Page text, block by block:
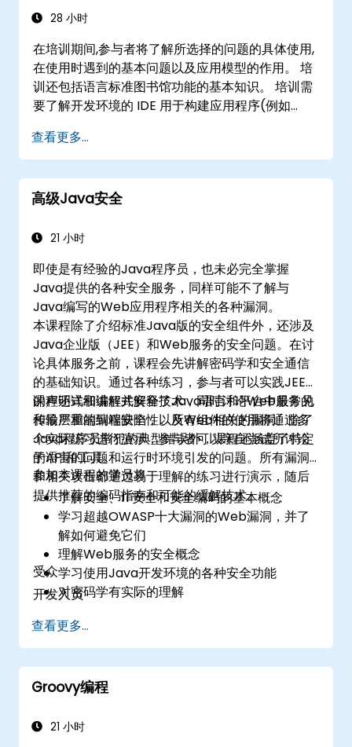
28 小时
在培训期间,参与者将了解所选择的问题的具体使用,
在使用时遇到的基本问题以及应用模型的作用。 培
训还包括语言标准图书馆功能的基本知识。 培训需
要了解开发环境的 IDE 用于构建应用程序(例如
题。
查看更多...
高级Java安全
21 小时
即使是有经验的Java程序员，也未必完全掌握
Java提供的各种安全服务，同样可能不了解与
Java编写的Web应用程序相关的各种漏洞。
本课程除了介绍标准Java版的安全组件外，还涉及
Java企业版（JEE）和Web服务的安全问题。在讨
论具体服务之前，课程会先讲解密码学和安全通信
的基础知识。通过各种练习，参与者可以实践JEE中
的声明式和编程式安全技术，同时讨论Web服务的
传输层和端到端安全性。所有组件的使用将通过多
个实际练习进行演示，参与者可以亲自尝试所讨论
的API和工具。
课程还详细讲解并解释了Java语言和平台中最常见
和最严重的编程缺陷，以及Web相关的漏洞。除了
Java程序员常犯的典型错误外，课程还涵盖了特定
于语言的问题和运行时环境引发的问题。所有漏洞
和相关攻击都通过易于理解的练习进行演示，随后
提供推荐的编码指南和可能的缓解技术。
参加本课程的学员将
了解安全、IT安全和安全编码的基本概念
学习超越OWASP十大漏洞的Web漏洞，并了
解如何避免它们
理解Web服务的安全概念
学习使用Java开发环境的各种安全功能
对密码学有实际的理解
了解典型的编码错误及其避免方法
获取有关Java框架中最新漏洞的信息
获得使用安全测试工具的实践经验
获取有关安全编码实践的参考资料和进一步阅
受众
开发人员
查看更多...
Groovy编程
21 小时